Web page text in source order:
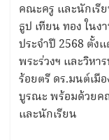
คณะครู และนักเรี
ธูป เทียน ทอง ใน
ประจําปี 2568 ตั้ง
พระร่วงฯ และวิหา
ร้อยตรี ดร.มนต์เมื
บูรณะ พร้อมด้วยค
และนักเรียน